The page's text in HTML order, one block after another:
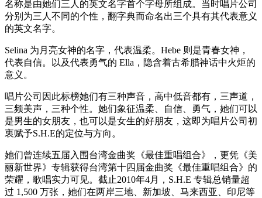
名称是由她们三人的英文名字首个字母所组成。当时唱片公司
分别为三人不同的个性，翻字典而命名出三个具有其代表意义
的英文名字。
Selina 为月亮女神的名字，代表温柔。Hebe 则是青春女神，
代表自信。以及代表勇气的 Ella，隐含着古希腊神话中火炬的
意义。
唱片公司因此标榜她们有三种声音，高中低音都有，三声道，
三频美声，三种个性。她们象征温柔、自信、勇气，她们可以
是男生的女朋友，也可以是女生的好朋友，这即为唱片公司初
衷赋予S.H.E的定位与方向。
她们曾连续五届入围台湾金曲奖《最佳重唱组合》，更凭《美
丽新世界》专辑获得台湾第十四届金曲奖《最佳重唱组合》的
荣耀，歌唱实力可见。截止2010年4月，S.H.E 专辑总销量超
过 1,500 万张，她们在两岸三地、新加坡、马来西亚、印尼等